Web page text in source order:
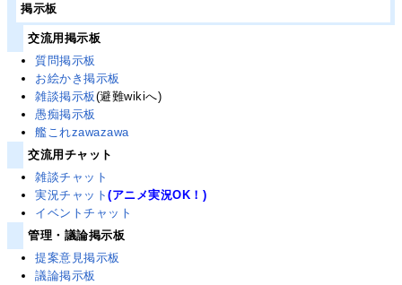
掲示板
交流用掲示板
質問掲示板
お絵かき掲示板
雑談掲示板(避難wikiへ)
愚痴掲示板
艦これzawazawa
交流用チャット
雑談チャット
実況チャット(アニメ実況OK！)
イベントチャット
管理・議論掲示板
提案意見掲示板
議論掲示板